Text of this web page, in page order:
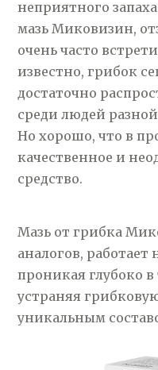
неприятного
мазь Миковизин,
очень часто
известно, грибок
достаточно
среди людей
Но хорошо, что в
качественное и
средство.
Мазь от грибка
аналогов, работает
проникая глубоко
устраняя
уникальным